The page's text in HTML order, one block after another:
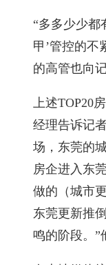
“多多少少都
甲’管控的不
的高管也向
上述TOP20
经理告诉记
场，东莞的
房企进入东
做的（城市
东莞更新推
鸣的阶段。”